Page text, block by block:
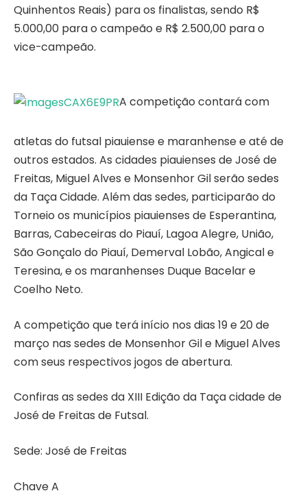
Quinhentos Reais) para os finalistas, sendo R$
5.000,00 para o campeão e R$ 2.500,00 para o
vice-campeão.
A competição contará com
atletas do futsal piauiense e maranhense e até de
outros estados. As cidades piauienses de José de
Freitas, Miguel Alves e Monsenhor Gil serão sedes
da Taça Cidade. Além das sedes, participarão do
Torneio os municípios piauienses de Esperantina,
Barras, Cabeceiras do Piauí, Lagoa Alegre, União,
São Gonçalo do Piauí, Demerval Lobão, Angical e
Teresina, e os maranhenses Duque Bacelar e
Coelho Neto.
A competição que terá início nos dias 19 e 20 de
março nas sedes de Monsenhor Gil e Miguel Alves
com seus respectivos jogos de abertura.
Confiras as sedes da XIII Edição da Taça cidade de
José de Freitas de Futsal.
Sede: José de Freitas
Chave A